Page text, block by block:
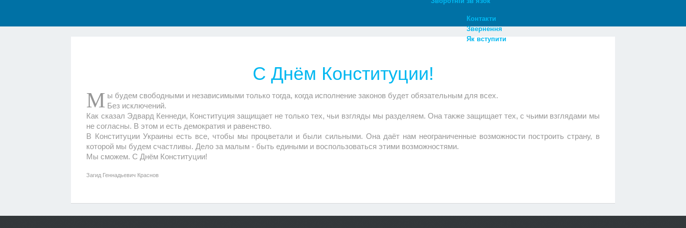
Контакти
Звернення
Як вступити
С Днём Конституции!
М ы будем свободными и независимыми только тогда, когда исполнение законов будет обязательным для всех.
Без исключений.
Как сказал Эдвард Кеннеди, Конституция защищает не только тех, чьи взгляды мы разделяем. Она также защищает тех, с чьими взглядами мы
не согласны. В этом и есть демократия и равенство.
В Конституции Украины есть все, чтобы мы процветали и были сильными. Она даёт нам неограниченные возможности построить страну, в
которой мы будем счастливы. Дело за малым - быть едиными и воспользоваться этими возможностями.
Мы сможем. С Днём Конституции!
Загид Геннадьевич Краснов